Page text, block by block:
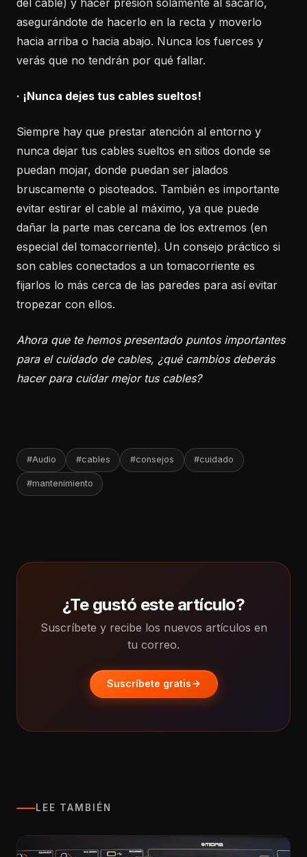
asegurándote de hacerlo en la recta y moverlo
hacia arriba o hacia abajo. Nunca los fuerces y
verás que no tendrán por qué fallar.
· ¡Nunca dejes tus cables sueltos!
Siempre hay que prestar atención al entorno y
nunca dejar tus cables sueltos en sitios donde se
puedan mojar, donde puedan ser jalados
bruscamente o pisoteados. También es importante
evitar estirar el cable al máximo, ya que puede
dañar la parte mas cercana de los extremos (en
especial del tomacorriente). Un consejo práctico si
son cables conectados a un tomacorriente es
fijarlos lo más cerca de las paredes para así evitar
tropezar con ellos.
Ahora que te hemos presentado puntos importantes
para el cuidado de cables, ¿qué cambios deberás
hacer para cuidar mejor tus cables?
#Audio #cables #consejos #cuidado
#mantenimiento
¿Te gustó este artículo?
Suscríbete y recibe los nuevos artículos en
tu correo.
Suscríbete gratis
LEE TAMBIÉN